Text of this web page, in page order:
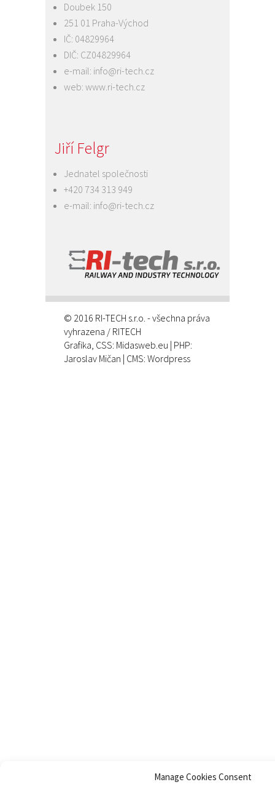
Manage Cookies Consent
Doubek 150
251 01 Praha-Východ
IČ: 04829964
DIČ: CZ04829964
e-mail: info@ri-tech.cz
web: www.ri-tech.cz
Jiří Felgr
Jednatel společnosti
+420 734 313 949
e-mail: info@ri-tech.cz
© 2016 RI-TECH s.r.o. - všechna práva
vyhrazena / RITECH
Grafika, CSS: Midasweb.eu | PHP:
Jaroslav Mičan | CMS: Wordpress